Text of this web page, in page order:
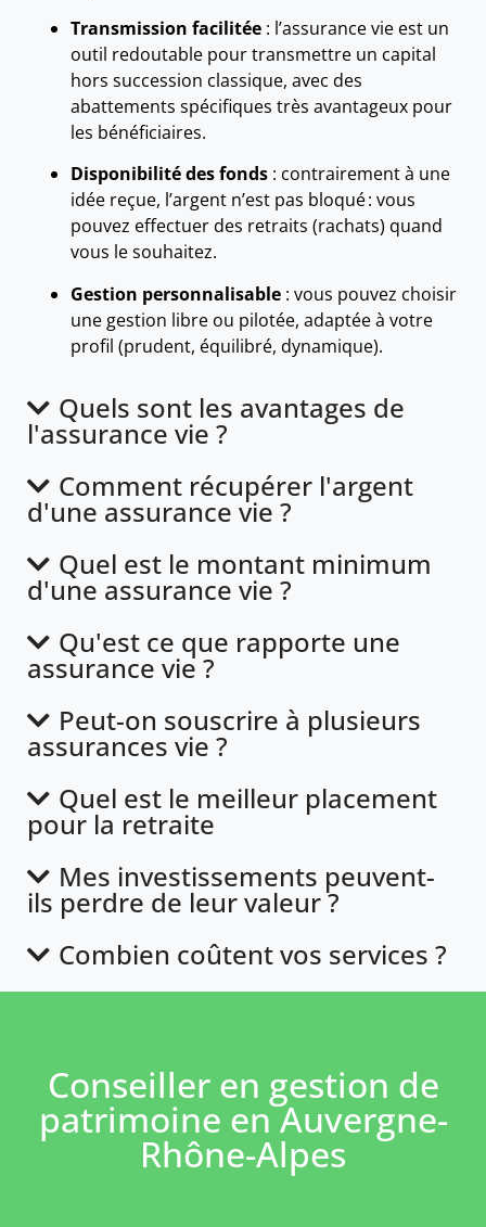
Transmission facilitée : l’assurance vie est un
outil redoutable pour transmettre un capital
hors succession classique, avec des
abattements spécifiques très avantageux pour
les bénéficiaires.
Disponibilité des fonds : contrairement à une
idée reçue, l’argent n’est pas bloqué : vous
pouvez effectuer des retraits (rachats) quand
vous le souhaitez.
Gestion personnalisable : vous pouvez choisir
une gestion libre ou pilotée, adaptée à votre
profil (prudent, équilibré, dynamique).
Quels sont les avantages de
l'assurance vie ?
Comment récupérer l'argent
d'une assurance vie ?
Quel est le montant minimum
d'une assurance vie ?
Qu'est ce que rapporte une
assurance vie ?
Peut-on souscrire à plusieurs
assurances vie ?
Quel est le meilleur placement
pour la retraite
Mes investissements peuvent-
ils perdre de leur valeur ?
Combien coûtent vos services ?
Conseiller en gestion de
patrimoine en Auvergne-
Rhône-Alpes